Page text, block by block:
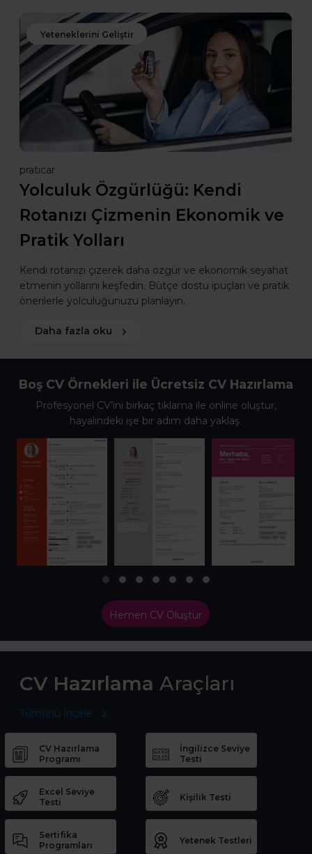
Yeteneklerini Geliştir
praticar
Yolculuk Özgürlüğü: Kendi
Rotanızı Çizmenin Ekonomik ve
Pratik Yolları
Kendi rotanızı çizerek daha özgür ve ekonomik seyahat
etmenin yollarını keşfedin. Bütçe dostu ipuçları ve pratik
önerilerle yolculuğunuzu planlayın.
Daha fazla oku
Boş CV Örnekleri ile Ücretsiz CV Hazırlama
Profesyonel CV’ini birkaç tıklama ile online oluştur,
hayalindeki işe bir adım daha yaklaş.
Hemen CV Oluştur
CV Hazırlama Araçları
Tümünü İncele
CV Hazırlama
Programı
İngilizce Seviye
Testi
Excel Seviye
Testi
Kişilik Testi
Sertifika
Programları
Yetenek Testleri